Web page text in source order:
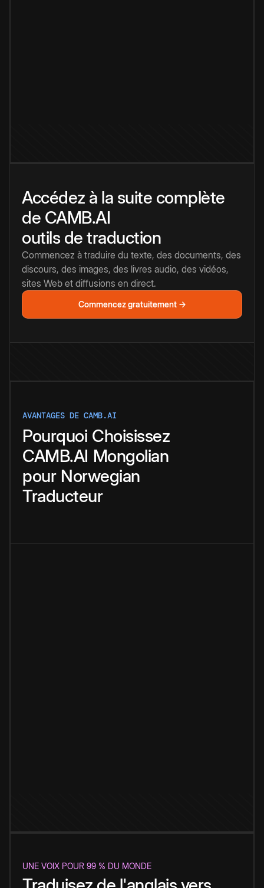
Accédez à la suite complète
de CAMB.AI
outils de traduction
Commencez à traduire du texte, des documents, des
discours, des images, des livres audio, des vidéos,
sites Web et diffusions en direct.
Commencez gratuitement →
AVANTAGES DE CAMB.AI
Pourquoi Choisissez
CAMB.AI Mongolian
pour Norwegian
Traducteur
UNE VOIX POUR 99 % DU MONDE